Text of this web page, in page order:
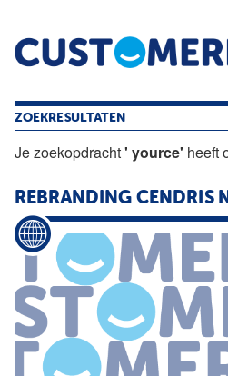
Home Opinie
ZOEKRESULTATEN
Je zoekopdracht' yource' heeft
REBRANDING CENDRIS